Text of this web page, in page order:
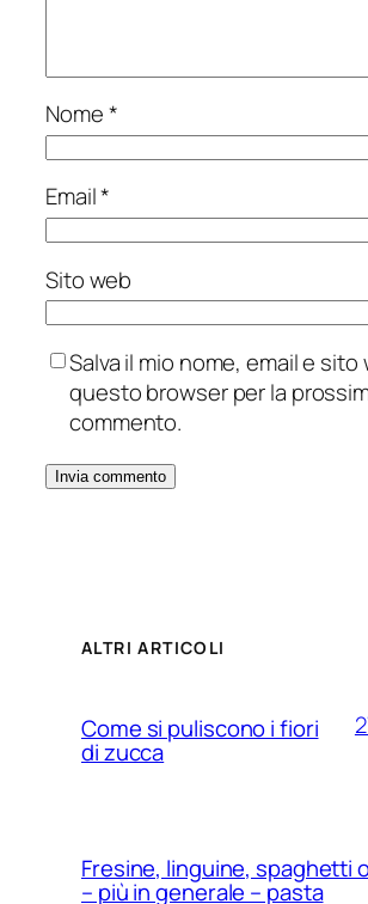
Nome*
Email*
Sito web
Salva il mio nome, email e sito
questo browser per la
commento.
ALTRI ARTICOLI
Come si puliscono i fiori
di zucca
Fresine, linguine, spaghetti
– più in generale – pasta